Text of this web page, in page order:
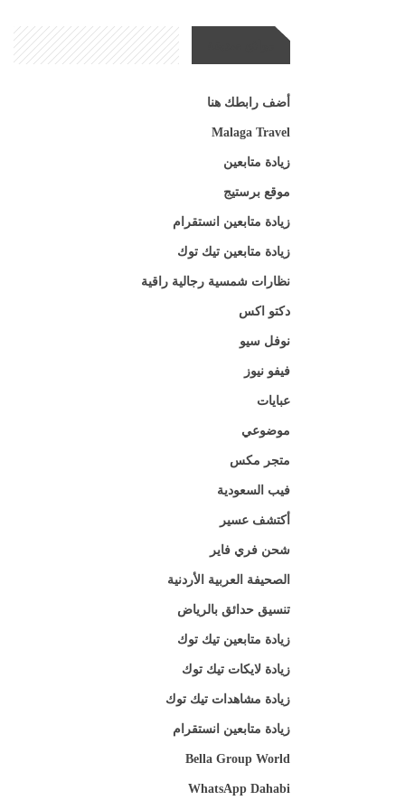
أضف رابطك هنا
Malaga Travel
زيادة متابعين
موقع برستيج
زيادة متابعين انستقرام
زيادة متابعين تيك توك
نظارات شمسية رجالية راقية
دكتو اكس
نوفل سيو
فيفو نيوز
عبايات
موضوعي
متجر مكس
فيب السعودية
أكتشف عسير
شحن فري فاير
الصحيفة العربية الأردنية
تنسيق حدائق بالرياض
زيادة متابعين تيك توك
زيادة لايكات تيك توك
زيادة مشاهدات تيك توك
زيادة متابعين انستقرام
Bella Group World
WhatsApp Dahabi